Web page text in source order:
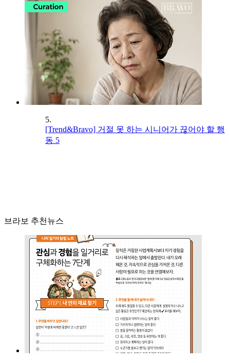
5.
[Trend&Bravo] 거절 못 하는 시니어가 끊어야 할 행
동 5
브라보 추천뉴스